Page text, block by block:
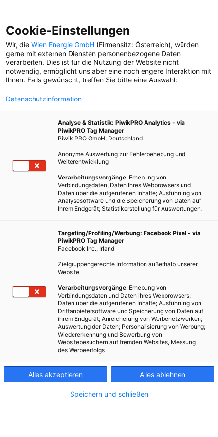
FÜHRUNG
Future wissen so ziemlich
alles über Künstler
Friedensreich
Impressum
Cookie-Einstellungen
Wir, die Wien Energie GmbH (Firmensitz: Österreich), würden
gerne mit externen Diensten personenbezogene Daten
verarbeiten. Dies ist für die Nutzung der Website nicht
notwendig, ermöglicht uns aber eine noch engere Interaktion mit
Ihnen. Falls gewünscht, treffen Sie bitte eine Auswahl:
Datenschutzinformation
Analyse & Statistik: PiwikPRO Analytics - via
PiwikPRO Tag Manager
Piwik PRO GmbH, Deutschland
Anonyme Auswertung zur Fehlerbehebung und
Weiterentwicklung
Verarbeitungsvorgänge: Erhebung von
Verbindungsdaten, Daten Ihres Webbrowsers und
Daten über die aufgerufenen Inhalte; Ausführung von
Analysesoftware und die Speicherung von Daten auf
Ihrem Endgerät; Statistikerstellung für Auswertungen.
Targeting/Profiling/Werbung: Facebook Pixel - via
PiwikPRO Tag Manager
Facebook Inc., Irland
Zielgruppengerechte Information außerhalb unserer
Website
Verarbeitungsvorgänge: Erhebung von
Verbindungsdaten und Daten ihres Webbrowsers;
Daten über die aufgerufenen Inhalte; Ausführung von
Drittanbietersoftware und Speicherung von Daten auf
ihrem Endgerät; Anreicherung von Werbenetzwerken;
Auswertung der Daten; Personalisierung von Werbung;
Wiedererkennung und Bewerbung von
Websitebesuchern auf fremden Websites, Messung
des Werbeerfolgs
Alles akzeptieren Alles ablehnen
Speichern und schließen